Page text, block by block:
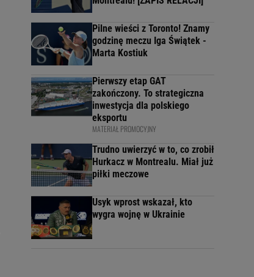
Pilne wieści z Toronto! Znamy
godzinę meczu Iga Świątek -
Marta Kostiuk
Pierwszy etap GAT
zakończony. To strategiczna
inwestycja dla polskiego
eksportu
MATERIAŁ PROMOCYJNY
Trudno uwierzyć w to, co zrobił
Hurkacz w Montrealu. Miał już
piłki meczowe
Usyk wprost wskazał, kto
wygra wojnę w Ukrainie